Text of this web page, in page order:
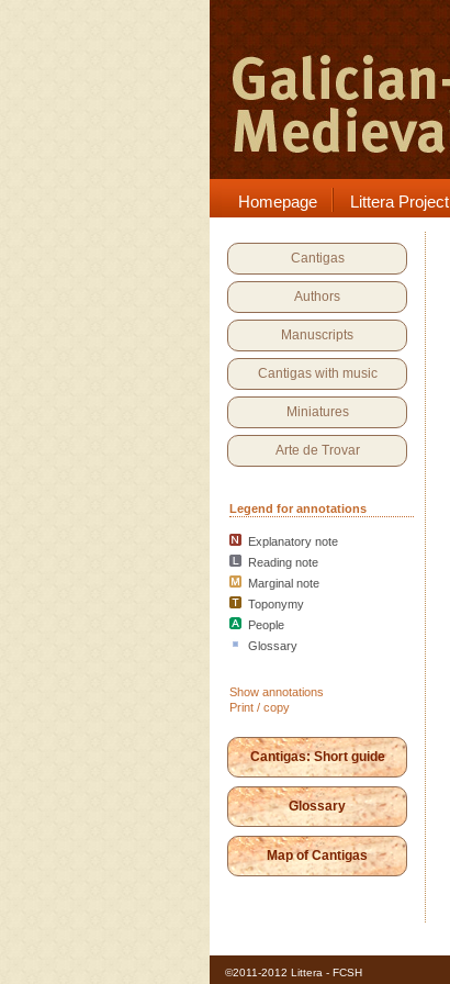
Homepage Littera Project
Cantigas
Authors
Manuscripts
Cantigas with music
Miniatures
Arte de Trovar
Legend for annotations
Explanatory note
Reading note
Marginal note
Toponymy
People
Glossary
Show annotations
Print / copy
Cantigas: Short guide
Glossary
Map of Cantigas
©2011-2012 Littera - FCSH